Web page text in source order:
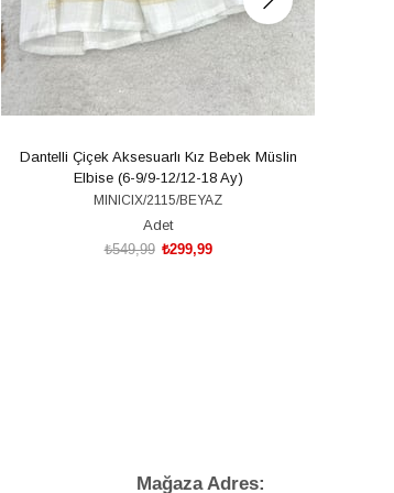
Dantelli Çiçek Aksesuarlı Kız Bebek Müslin
Elbise (6-9/9-12/12-18 Ay)
MINICIX/2115/BEYAZ
Adet
₺299,99
₺549,99
Mağaza Adres: